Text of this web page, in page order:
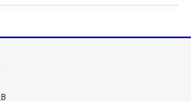
la démarche